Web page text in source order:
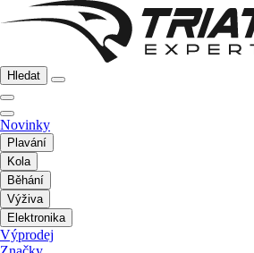
Hledat
Novinky
Plavání
Kola
Běhání
Výživa
Elektronika
Výprodej